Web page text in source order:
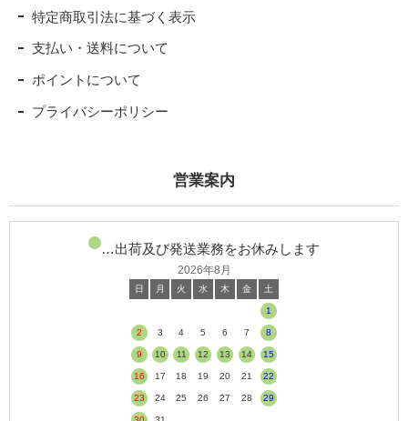
お茶ができるまで
製茶工程の様子
お茶畑の1年
取材＆各種メディア掲載
高柳製茶について
法人のお客様へ
特定商取引法に基づく表示
支払い・送料について
ポイントについて
プライバシーポリシー
営業案内
…出荷及び発送業務をお休みします
2026年8月
日 月 火 水 木 金 土
1
2 3 4 5 6 7 8
9 10 11 12 13 14 15
16 17 18 19 20 21 22
23 24 25 26 27 28 29